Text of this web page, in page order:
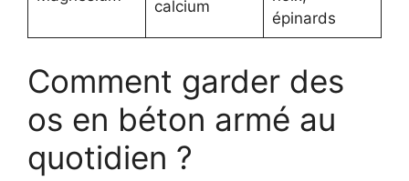
calcium
épinards
Comment garder des
os en béton armé au
quotidien ?